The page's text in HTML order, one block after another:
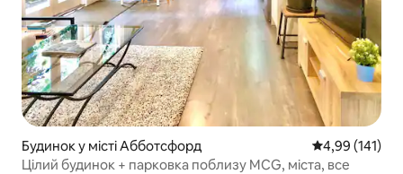
Будинок у місті Абботсфорд Середня
4,99 (141)
Цілий будинок + парковка поблизу MCG, міста, все